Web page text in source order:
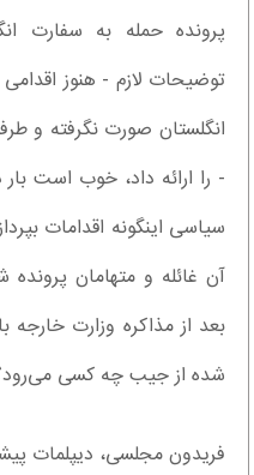
پرونده حمله به سفارت
توضیحات لازم - هنوز
انگلستان صورت نگرفته و
- را ارائه داد، خوب است
سیاسی اینگونه اقدامات
آن غائله و متهامان
بعد از مذاکره وزارت خارجه
شده از جیب چه کسی
فریدون مجلسی، دیپلمات